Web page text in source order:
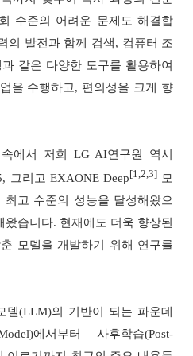
수준의 어려운 문제도 해결합
의 발전과 함께 검색, 컴퓨터 조
같은 다양한 도구를 활용하여
을 수행하고, 편의성을 크게 향
에서 저희 LG AI연구원 역시
그리고 EXAONE Deep [1,2,3]모
고 수준의 성능을 달성해왔으
습니다. 현재에도 더욱 향상된
모델을 개발하기 위해 연구를
(LLM)의 기반이 되는 파운데
에서부터 사후학습(Post-